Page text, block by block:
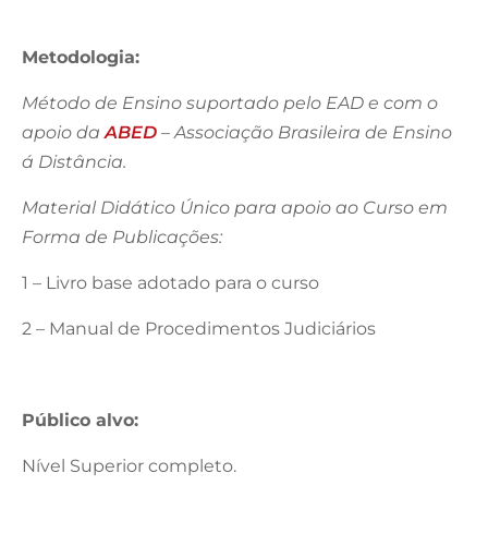
Metodologia:
Método de Ensino suportado pelo EAD e com o
apoio da ABED – Associação Brasileira de Ensino
á Distância.
Material Didático Único para apoio ao Curso em
Forma de Publicações:
1 – Livro base adotado para o curso
2 – Manual de Procedimentos Judiciários
Público alvo:
Nível Superior completo.